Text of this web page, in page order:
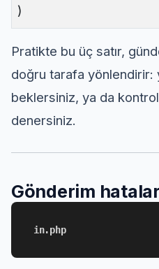
)
Pratikte bu üç satır,
doğru tarafa yönlendirir:
beklersiniz, ya da
denersiniz.
Gönderim
in.php